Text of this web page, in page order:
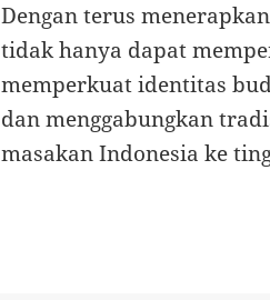
Dengan terus
tidak hanya dapat
memperkuat identitas
dan menggabungkan
masakan Indonesia ke